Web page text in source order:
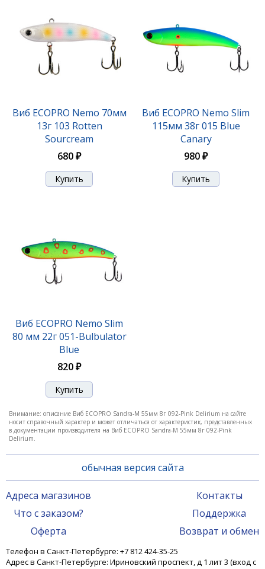
840 ₽
Виб ECOPRO Sandra-M 55мм 8г 052-Hot Pepper
Виб ECOPRO Nemo 70мм
13г 103 Rotten
Sourcream
680 ₽
Виб ECOPRO Nemo Slim
115мм 38г 015 Blue
Canary
980 ₽
Виб ECOPRO Nemo Slim
80 мм 22г 051-Bulbulator
Blue
820 ₽
Внимание: описание Виб ECOPRO Sandra-M 55мм 8г 092-Pink Delirium на сайте
носит справочный характер и может отличаться от характеристик, представленных
в документации производителя на Виб ECOPRO Sandra-M 55мм 8г 092-Pink
Delirium.
обычная версия сайта
Адреса магазинов
Что с заказом?
Оферта
Контакты
Поддержка
Возврат и обмен
Телефон в Санкт-Петербурге: +7 812 424-35-25
Адрес в Санкт-Петербурге: Ириновский проспект, д 1 лит 3 (вход с